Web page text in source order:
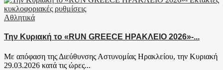
Αθλητικά
Την Κυριακή το «RUN GREECE ΗΡΑΚΛΕΙΟ 2026»-...
Mε απόφαση της Διεύθυνσης Αστυνομίας Ηρακλείου, την Κυριακή
29.03.2026 κατά τις ώρες...